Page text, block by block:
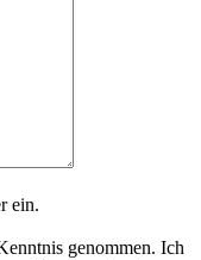
ein.
genommen. Ich